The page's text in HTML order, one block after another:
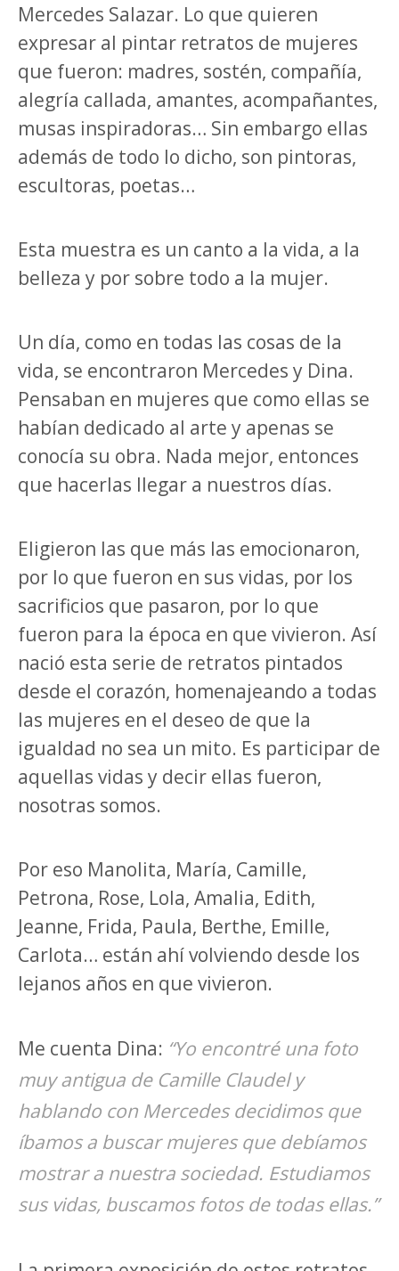
Mercedes Salazar. Lo que quieren
expresar al pintar retratos de mujeres
que fueron: madres, sostén, compañía,
alegría callada, amantes, acompañantes,
musas inspiradoras… Sin embargo ellas
además de todo lo dicho, son pintoras,
escultoras, poetas…
Esta muestra es un canto a la vida, a la
belleza y por sobre todo a la mujer.
Un día, como en todas las cosas de la
vida, se encontraron Mercedes y Dina.
Pensaban en mujeres que como ellas se
habían dedicado al arte y apenas se
conocía su obra. Nada mejor, entonces
que hacerlas llegar a nuestros días.
Eligieron las que más las emocionaron,
por lo que fueron en sus vidas, por los
sacrificios que pasaron, por lo que
fueron para la época en que vivieron. Así
nació esta serie de retratos pintados
desde el corazón, homenajeando a todas
las mujeres en el deseo de que la
igualdad no sea un mito. Es participar de
aquellas vidas y decir ellas fueron,
nosotras somos.
Por eso Manolita, María, Camille,
Petrona, Rose, Lola, Amalia, Edith,
Jeanne, Frida, Paula, Berthe, Emille,
Carlota… están ahí volviendo desde los
lejanos años en que vivieron.
Me cuenta Dina: “Yo encontré una foto
muy antigua de Camille Claudel y
hablando con Mercedes decidimos que
íbamos a buscar mujeres que debíamos
mostrar a nuestra sociedad. Estudiamos
sus vidas, buscamos fotos de todas ellas.”